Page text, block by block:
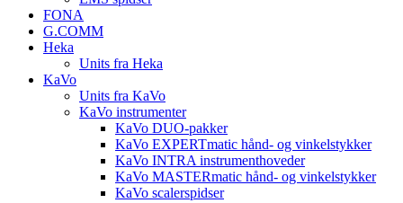
FONA
G.COMM
Heka
Units fra Heka
KaVo
Units fra KaVo
KaVo instrumenter
KaVo DUO-pakker
KaVo EXPERTmatic hånd- og vinkelstykker
KaVo INTRA instrumenthoveder
KaVo MASTERmatic hånd- og vinkelstykker
KaVo scalerspidser